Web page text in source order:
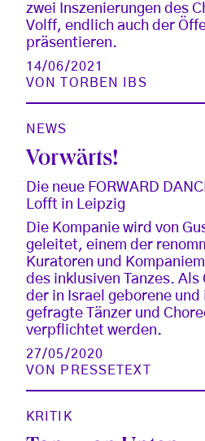
zwei Inszenierungen des
Volff, endlich auch der
präsentieren.
14/06/2021
VON
TORBEN IBS
NEWS
Vorwärts!
Die neue FORWARD
Lofft in Leipzig
Die Kompanie wird von
geleitet, einem der
Kuratoren und
des inklusiven Tanzes.
der in Israel geborene und
gefragte Tänzer und
verpflichtet werden.
27/05/2020
VON
PRESSETEXT
KRITIK